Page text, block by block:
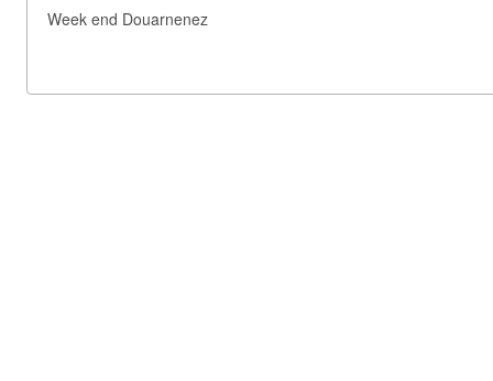
Week end Douarnenez